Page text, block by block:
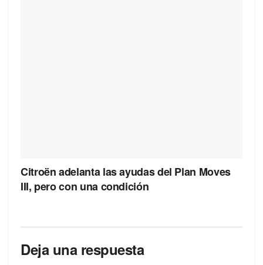
Citroën adelanta las ayudas del Plan Moves
III, pero con una condición
Deja una respuesta